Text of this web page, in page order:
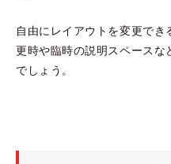
自由にレイアウトを変更で
更時や臨時の説明スペース
でしょう。